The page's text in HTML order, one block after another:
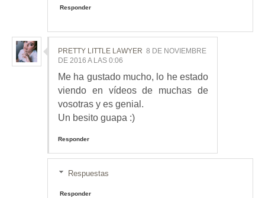
Responder
PRETTY LITTLE LAWYER 8 DE NOVIEMBRE
DE 2016 A LAS 0:06
Me ha gustado mucho, lo he estado
viendo en vídeos de muchas de
vosotras y es genial.
Un besito guapa :)
Responder
Respuestas
Responder